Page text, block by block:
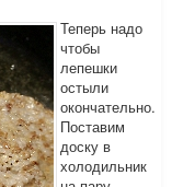
Теперь надо
чтобы
лепешки
остыли
окончательно.
Поставим
доску в
холодильник